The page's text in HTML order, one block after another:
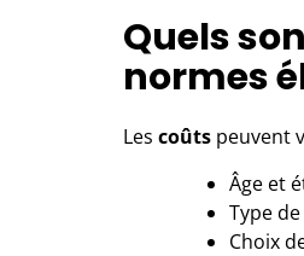
Quels
normes
Les coûts peuvent
Âge et
Type
Choix